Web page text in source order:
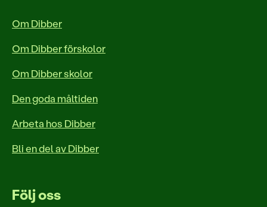
Om Dibber
Om Dibber förskolor
Om Dibber skolor
Den goda måltiden
Arbeta hos Dibber
Bli en del av Dibber
Följ oss